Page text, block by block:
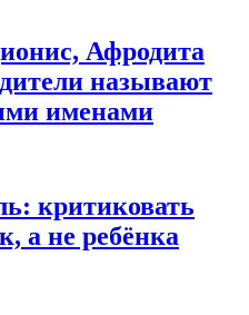
Афродита
называют
именами
критиковать
а не ребёнка